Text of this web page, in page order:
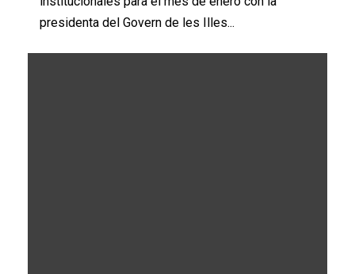
presidenta del Govern de les Illes...